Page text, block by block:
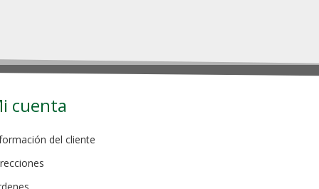
cuenta
del cliente